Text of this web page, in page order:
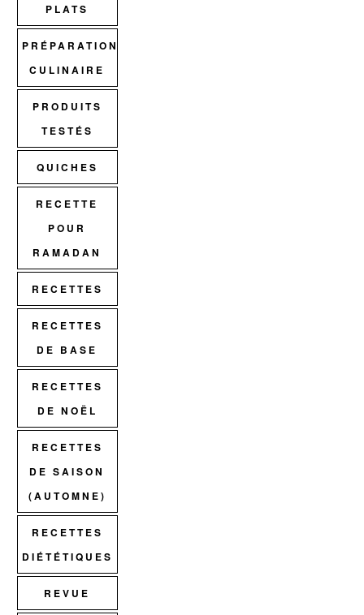
PLATS
PRÉPARATION
CULINAIRE
PRODUITS
TESTÉS
QUICHES
RECETTE
POUR
RAMADAN
RECETTES
RECETTES
DE BASE
RECETTES
DE NOËL
RECETTES
DE SAISON
(AUTOMNE)
RECETTES
DIÉTÉTIQUES
REVUE